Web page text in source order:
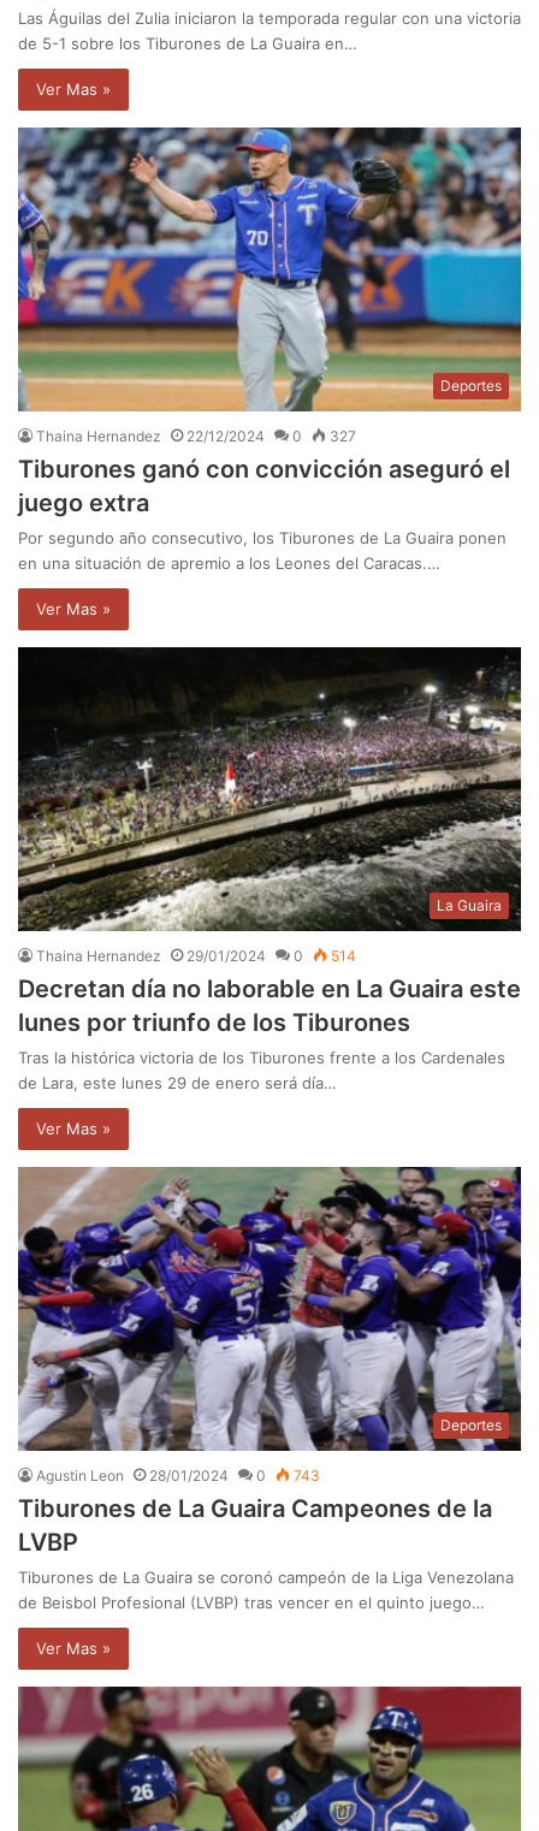
Las Águilas del Zulia iniciaron la temporada regular con una victoria
de 5-1 sobre los Tiburones de La Guaira en…
Ver Mas »
Deportes
Thaina Hernandez 22/12/2024 0 327
Tiburones ganó con convicción aseguró el
juego extra
Por segundo año consecutivo, los Tiburones de La Guaira ponen
en una situación de apremio a los Leones del Caracas.…
Ver Mas »
La Guaira
Thaina Hernandez 29/01/2024 0 514
Decretan día no laborable en La Guaira este
lunes por triunfo de los Tiburones
Tras la histórica victoria de los Tiburones frente a los Cardenales
de Lara, este lunes 29 de enero será día…
Ver Mas »
Deportes
Agustin Leon 28/01/2024 0 743
Tiburones de La Guaira Campeones de la
LVBP
Tiburones de La Guaira se coronó campeón de la Liga Venezolana
de Beisbol Profesional (LVBP) tras vencer en el quinto juego…
Ver Mas »